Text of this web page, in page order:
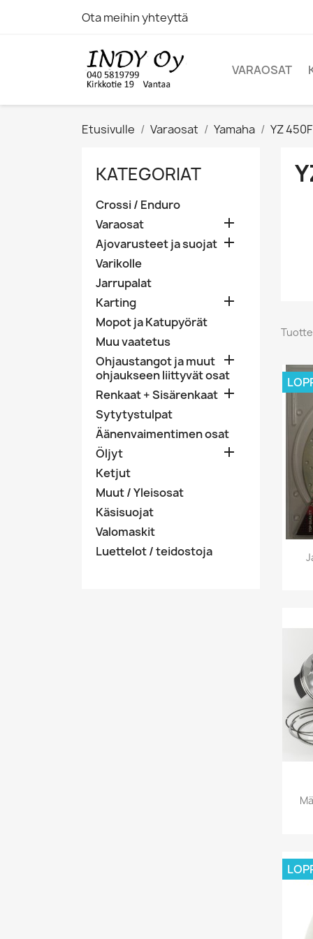
Ota meihin yhteyttä
VARAOSAT
Etusivulle Varaosat Yamaha YZ 450F
KATEGORIAT
Crossi / Enduro
Varaosat

Ajovarusteet ja suojat 
Varikolle
Jarrupalat
Karting

Mopot ja Katupyörät
Muu vaatetus
Ohjaustangot ja muut
ohjaukseen liittyvät osat

Renkaat + Sisärenkaat 
Sytytystulpat
Äänenvaimentimen osat
Öljyt

Ketjut
Muut / Yleisosat
Käsisuojat
Valomaskit
Luettelot / teidostoja